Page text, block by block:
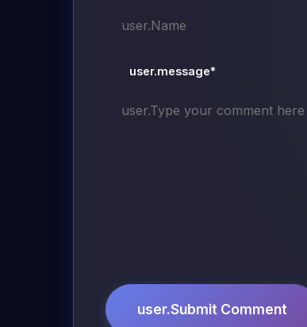
user.message*
user.Submit Comment